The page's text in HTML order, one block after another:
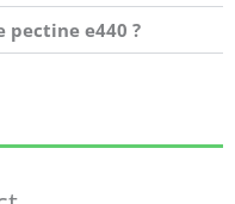
pectine e440 ?